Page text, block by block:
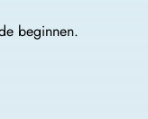
beginnen.